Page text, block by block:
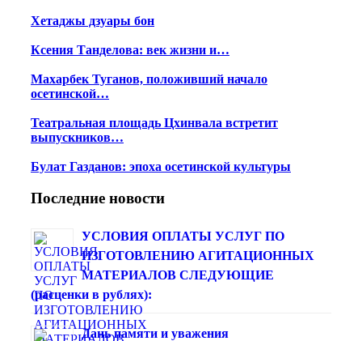
Хетаджы дзуары бон
Ксения Танделова: век жизни и…
Махарбек Туганов, положивший начало
осетинской…
Театральная площадь Цхинвала встретит
выпускников…
Булат Газданов: эпоха осетинской культуры
Последние новости
УСЛОВИЯ ОПЛАТЫ УСЛУГ ПО
ИЗГОТОВЛЕНИЮ АГИТАЦИОННЫХ
МАТЕРИАЛОВ СЛЕДУЮЩИЕ
(расценки в рублях):
Дань памяти и уважения